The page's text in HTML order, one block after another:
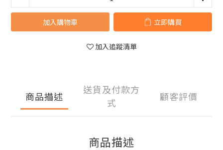
加入購物車 立即購買
加入追蹤清單
商品描述
送貨及付款方
式
顧客評價
商品描述